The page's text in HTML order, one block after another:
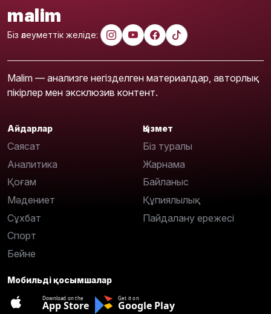
malim
Біз әлеуметтік желіде:
Malim — анализге негізделген материалдар, авторлық
пікірлер мен эксклюзив контент.
Айдарлар
Саясат
Аналитика
Қоғам
Мәдениет
Сұхбат
Спорт
Бейне
Қызмет
Біз туралы
Жарнама
Байланыс
Құпиялылық
Пайдалану ережесі
Мобильді қосымшалар
Download on the
App Store
Get it on
Google Play